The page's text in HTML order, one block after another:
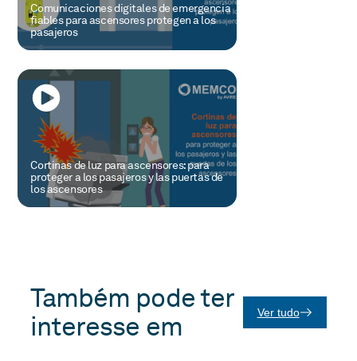
Comunicaciones digitales de emergencia
fiables para ascensores protegen a los
pasajeros
Cortinas de luz para ascensores: para
proteger a los pasajeros y las puertas de
los ascensores
Também pode ter
interesse em
Ver tudo